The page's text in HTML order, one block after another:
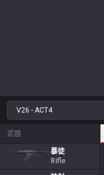
V26 - ACT4
武器
暴徒
Rifle